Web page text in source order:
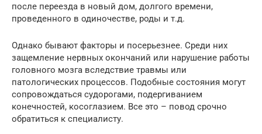
после переезда в новый дом, долгого времени,
проведенного в одиночестве, роды и т.д.
Однако бывают факторы и посерьезнее. Среди них
защемление нервных окончаний или нарушение работы
головного мозга вследствие травмы или
патологических процессов. Подобные состояния могут
сопровождаться судорогами, подергиванием
конечностей, косоглазием. Все это – повод срочно
обратиться к специалисту.